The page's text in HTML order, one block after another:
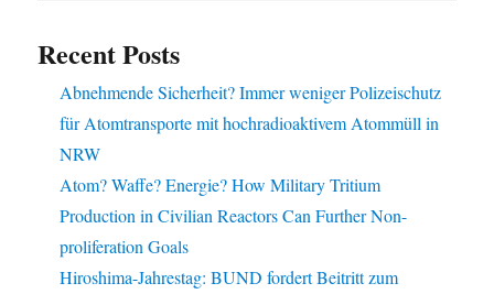
Recent Posts
Abnehmende Sicherheit? Immer weniger Polizeischutz
für Atomtransporte mit hochradioaktivem Atommüll in
NRW
Atom? Waffe? Energie? How Military Tritium
Production in Civilian Reactors Can Further Non-
proliferation Goals
Hiroshima-Jahrestag: BUND fordert Beitritt zum